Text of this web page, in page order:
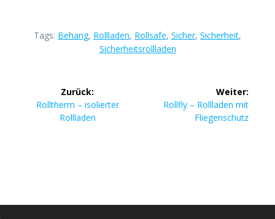
Tags: Behang, Rollladen, Rollsafe, Sicher, Sicherheit,
Sicherheitsrollladen
Beitragsnavigation
Zurück:
Vorheriger
Beitrag:
Rolltherm – isolierter
Rollladen
Weiter:
Nächster
Rollfly – Rollladen mit
Fliegenschutz